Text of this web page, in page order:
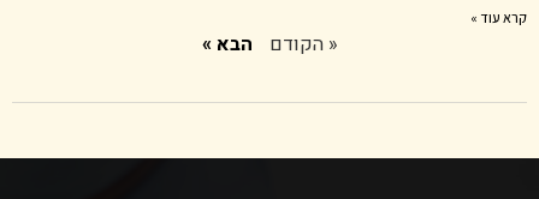
קרא עוד »
« הקודם הבא »